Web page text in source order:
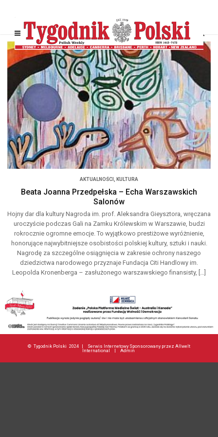
AKTUALNOŚCI , KULTURA
Beata Joanna Przedpełska – Echa Warszawskich
Salonów
Hojny dar dla kultury Nagroda im. prof. Aleksandra Gieysztora, wręczana
uroczyście podczas Gali na Zamku Królewskim w Warszawie, budzi
rokrocznie ogromne emocje. To wyjątkowo prestiżowe wyróżnienie,
honorujące najwybitniejsze osobistości polskiej kultury, sztuki i nauki.
Nagrodę za szczególne osiągnięcia w zakresie ochrony naszego
dziedzictwa narodowego przyznaje Fundacja Citi Handlowy im.
Leopolda Kronenberga – zasłużonego warszawskiego finansisty, […]
© Tygodnik Polski 2024 |
Serwis Internetowy Sponsorowany przez Allwelt
International
| Admin